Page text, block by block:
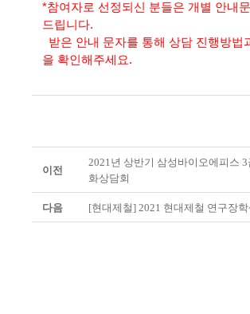
*참여자로 선정되신 분들은 개별 안내
드립니다.
받은 안내 문자를 통해 상담 진행방법
을 확인해주세요.
이전
2021년 상반기 삼성바이오에피스 3
화상담회
다음 [현대제철] 2021 현대제철 연구장학